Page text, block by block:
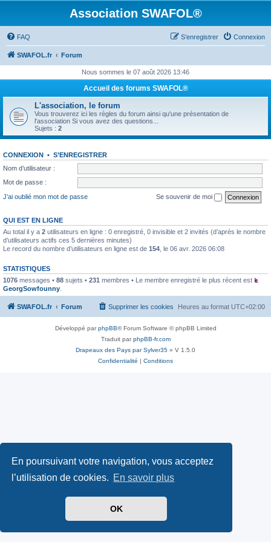
En poursuivant votre navigation, vous acceptez
l’utilisation de cookies. En savoir plus
OK
Association SWAFOL®
FAQ Connexion
S’enregistrer
SWAFOL.fr Forum
Nous sommes le 07 août 2026 13:46
Accueil des forums SWAFOL®
L'association, le forum
Vous trouverez ici les règles du forum ainsi qu'une présentation de
l'association Si vous avez des questions...
Sujets : 2
CONNEXION • S’ENREGISTRER
Nom d’utilisateur :
Mot de passe :
J’ai oublié mon mot de passe
Se souvenir de moi
QUI EST EN LIGNE
Au total il y a 2 utilisateurs en ligne : 0 enregistré, 0 invisible et 2 invités (d’après le nombre
d’utilisateurs actifs ces 5 dernières minutes)
Le record du nombre d’utilisateurs en ligne est de 154 , le 06 avr. 2026 06:08
STATISTIQUES
1076 messages • 88 sujets • 231 membres • Le membre enregistré le plus récent est
GeorgSowfounny
SWAFOL.fr Forum Heures au format UTC+02:00
Supprimer les cookies
Développé parphpBB® Forum Software © phpBB Limited
Traduit parphpBB-fr.com
Drapeaux des Pays par Sylver35 » V 1.5.0
Confidentialité | Conditions